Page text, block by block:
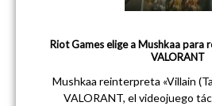
Riot Games elige a Mushkaa para
VALORANT
Mushkaa reinterpreta «Villain
VALORANT, el videojuego